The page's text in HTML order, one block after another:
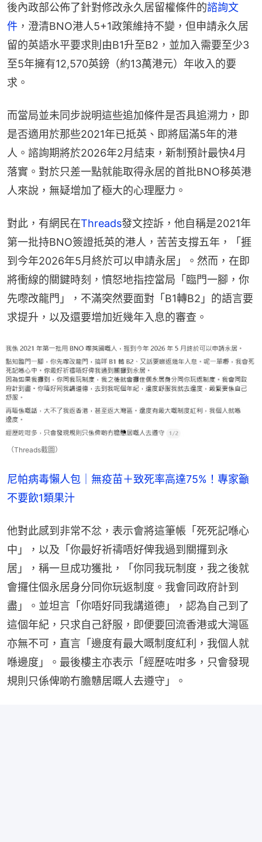
後內政部公佈了針對修改永久居留權條件的諮詢文
件 ，澄清BNO港人5+1政策維持不變，但申請永久居
留的英語水平要求則由B1升至B2，並加入需要至少3
至5年擁有12,570英鎊（約13萬港元）年收入的要
求。
而當局並未同步說明這些追加條件是否具追溯力，即
是否適用於那些2021年已抵英、即將屆滿5年的港
人。諮詢期將於2026年2月結束，新制預計最快4月
落實。對於只差一點就能取得永居的首批BNO移英港
人來說，無疑增加了極大的心理壓力。
對此，有網民在Threads發文控訴，他自稱是2021年
第一批持BNO簽證抵英的港人，苦苦支撐五年，「捱
到今年2026年5月終於可以申請永居」。然而，在即
將衝線的關鍵時刻，憤怒地指控當局「臨門一腳，你
先嚟改龍門」，不滿突然要面對「B1轉B2」的語言要
求提升，以及還要增加近幾年入息的審查。
（Threads截圖）
尼帕病毒懶人包｜無疫苗＋致死率高達75%！專家籲
不要飲1類果汁
他對此感到非常不忿，表示會將這筆帳「死死記喺心
中」，以及「你最好祈禱唔好俾我過到關攞到永
居」，稱一旦成功獲批，「你同我玩制度，我之後就
會攞住個永居身分同你玩返制度。我會同政府計到
盡」。並坦言「你唔好同我講道德」，認為自己到了
這個年紀，只求自己舒服，即便要回流香港或大灣區
亦無不可，直言「邊度有最大嘅制度紅利，我個人就
喺邊度」。最後樓主亦表示「經歷咗咁多，只會發現
規則只係俾啲冇膽戇居嘅人去遵守」。